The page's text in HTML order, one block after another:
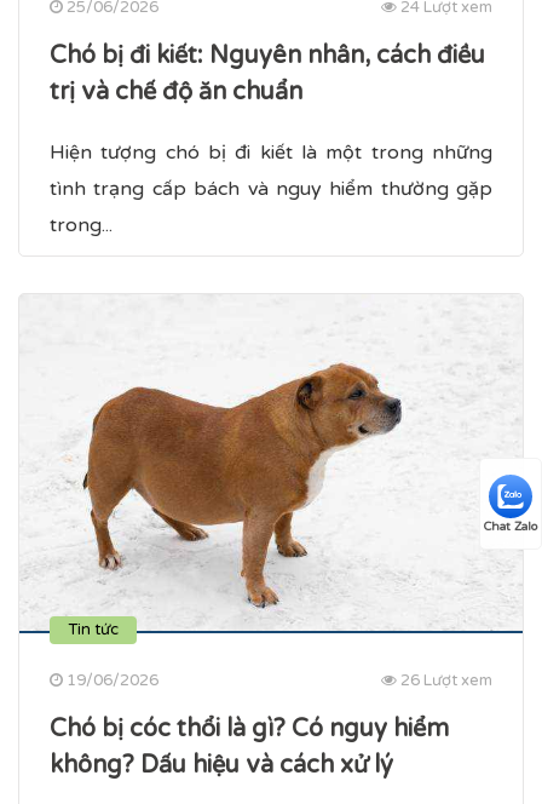
25/06/2026 24 Lượt xem
Chó bị đi kiết​: Nguyên nhân, cách điều
trị và chế độ ăn chuẩn
Hiện tượng chó bị đi kiết là một trong những
tình trạng cấp bách và nguy hiểm thường gặp
trong...
Tin tức
19/06/2026 26 Lượt xem
Chó bị cóc thổi là gì? Có nguy hiểm
không? Dấu hiệu và cách xử lý
Chat Zalo